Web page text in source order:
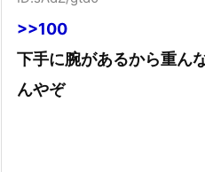
>>100
下手に腕があるから重ん
んやぞ